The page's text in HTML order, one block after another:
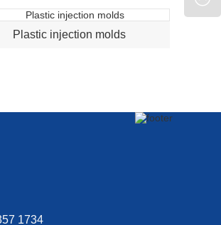
Plastic injection molds
1734